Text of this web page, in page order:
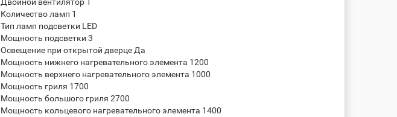
Количество ламп 1
Тип ламп подсветки LED
Мощность подсветки 3
Освещение при открытой дверце Да
Мощность нижнего нагревательного элемента 1200
Мощность верхнего нагревательного элемента 1000
Мощность гриля 1700
Мощность большого гриля 2700
Мощность кольцевого нагревательного элемента 1400